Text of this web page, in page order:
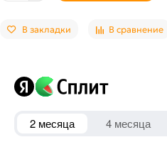
В закладки В сравнение